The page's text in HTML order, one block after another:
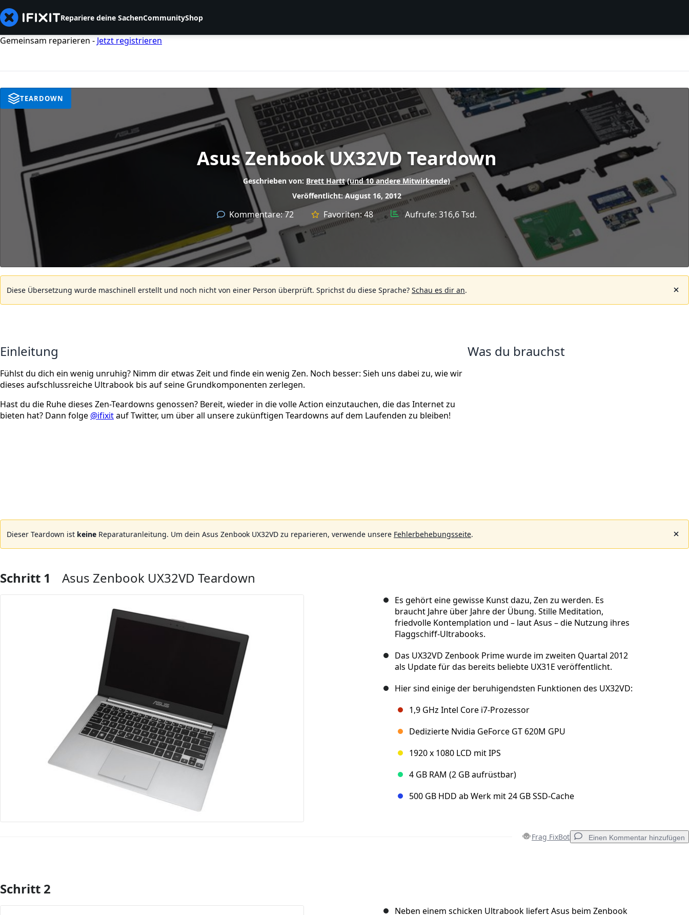
Repariere deine SachenCommunityShop
Gemeinsam reparieren - Jetzt registrieren
Diese Übersetzung wurde maschinell erstellt und noch nicht von einer Person überprüft. Sprichst du diese Sprache? Schau es dir an.
Asus Zenbook UX32VD Teardown
Geschrieben von: Brett Hartt (und 10 andere Mitwirkende)
Veröffentlicht: August 16, 2012
Kommentare:72 Favoriten:48 Aufrufe: 316,6 Tsd.
TEARDOWN
Einleitung
Fühlst du dich ein wenig unruhig? Nimm dir etwas Zeit und finde ein wenig Zen. Noch besser: Sieh uns dabei zu, wie wir
dieses aufschlussreiche Ultrabook bis auf seine Grundkomponenten zerlegen.
Hast du die Ruhe dieses Zen-Teardowns genossen? Bereit, wieder in die volle Action einzutauchen, die das Internet zu
bieten hat? Dann folge @ifixitauf Twitter, um über all unsere zukünftigen Teardowns auf dem Laufenden zu bleiben!
Was du brauchst
Dieser Teardown ist keine Reparaturanleitung. Um dein Asus Zenbook UX32VD zu reparieren, verwende unsere Fehlerbehebungsseite.
Schritt 1 Asus Zenbook UX32VD Teardown
Es gehört eine gewisse Kunst dazu, Zen zu werden. Es
braucht Jahre über Jahre der Übung. Stille Meditation,
friedvolle Kontemplation und – laut Asus – die Nutzung ihres
Flaggschiff-Ultrabooks.
Das UX32VD Zenbook Prime wurde im zweiten Quartal 2012
als Update für das bereits beliebte UX31E veröffentlicht.
Hier sind einige der beruhigendsten Funktionen des UX32VD:
1,9 GHz Intel Core i7-Prozessor
Dedizierte Nvidia GeForce GT 620M GPU
1920 x 1080 LCD mit IPS
4 GB RAM (2 GB aufrüstbar)
500 GB HDD ab Werk mit 24 GB SSD-Cache
Frag FixBot Einen Kommentar hinzufügen
Kommentar hinzufügen
Schritt 2
Neben einem schicken Ultrabook liefert Asus beim Zenbook